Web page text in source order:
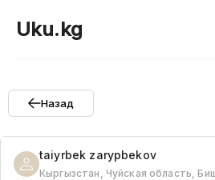
Uku.kg
Назад
taiyrbek zarypbekov
Кыргызстан, Чуйская область,